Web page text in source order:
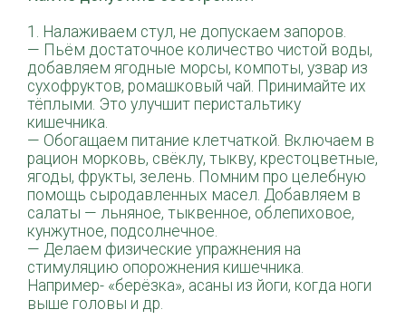
1. Налаживаем стул, не допускаем запоров.
— Пьём достаточное количество чистой воды,
добавляем ягодные морсы, компоты, узвар из
сухофруктов, ромашковый чай. Принимайте их
тёплыми. Это улучшит перистальтику
кишечника.
— Обогащаем питание клетчаткой. Включаем в
рацион морковь, свёклу, тыкву, крестоцветные,
ягоды, фрукты, зелень. Помним про целебную
помощь сыродавленных масел. Добавляем в
салаты — льняное, тыквенное, облепиховое,
кунжутное, подсолнечное.
— Делаем физические упражнения на
стимуляцию опорожнения кишечника.
Например- «берёзка», асаны из йоги, когда ноги
выше головы и др.